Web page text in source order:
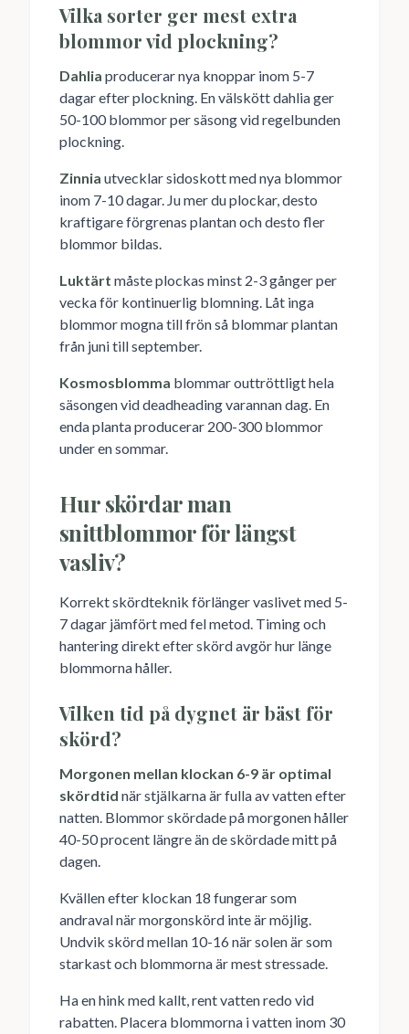
Vilka sorter ger mest extra
blommor vid plockning?
Dahlia producerar nya knoppar inom 5-7
dagar efter plockning. En välskött dahlia ger
50-100 blommor per säsong vid regelbunden
plockning.
Zinnia utvecklar sidoskott med nya blommor
inom 7-10 dagar. Ju mer du plockar, desto
kraftigare förgrenas plantan och desto fler
blommor bildas.
Luktärt måste plockas minst 2-3 gånger per
vecka för kontinuerlig blomning. Låt inga
blommor mogna till frön så blommar plantan
från juni till september.
Kosmosblomma blommar outtröttligt hela
säsongen vid deadheading varannan dag. En
enda planta producerar 200-300 blommor
under en sommar.
Hur skördar man
snittblommor för längst
vasliv?
Korrekt skördteknik förlänger vaslivet med 5-
7 dagar jämfört med fel metod. Timing och
hantering direkt efter skörd avgör hur länge
blommorna håller.
Vilken tid på dygnet är bäst för
skörd?
Morgonen mellan klockan 6-9 är optimal
skördtid när stjälkarna är fulla av vatten efter
natten. Blommor skördade på morgonen håller
40-50 procent längre än de skördade mitt på
dagen.
Kvällen efter klockan 18 fungerar som
andraval när morgonskörd inte är möjlig.
Undvik skörd mellan 10-16 när solen är som
starkast och blommorna är mest stressade.
Ha en hink med kallt, rent vatten redo vid
rabatten. Placera blommorna i vatten inom 30